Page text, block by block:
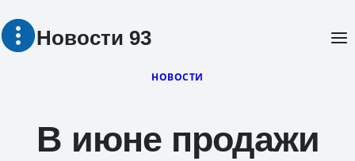
Перейти
Новости 93
НОВОСТИ
В июне продажи